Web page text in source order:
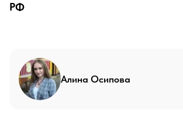
РФ
Алина Осипова